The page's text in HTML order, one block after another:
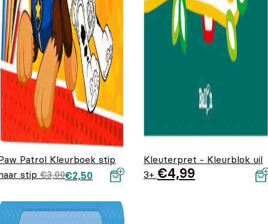
Patrol Kleurboek stip
stip €3,00
Oorspronkelijke
€3,00.
€2,50
Huidige prijs
Kleuterpret - Kleurblok uil
3+ €4,99